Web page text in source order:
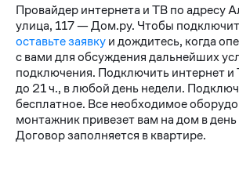
Провайдер интернета и ТВ по адресу
улица, 117 — Дом.ру. Чтобы
оставьте заявкуи дождитесь, когда
с вами для обсуждения дальнейших
подключения. Подключить интернет
до 21 ч., в любой день недели.
бесплатное. Все необходимое
монтажник привезет вам на дом в
Договор заполняется в квартире.